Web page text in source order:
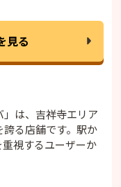
見る
は、吉祥寺エリア
る店舗です。駅か
視するユーザーか